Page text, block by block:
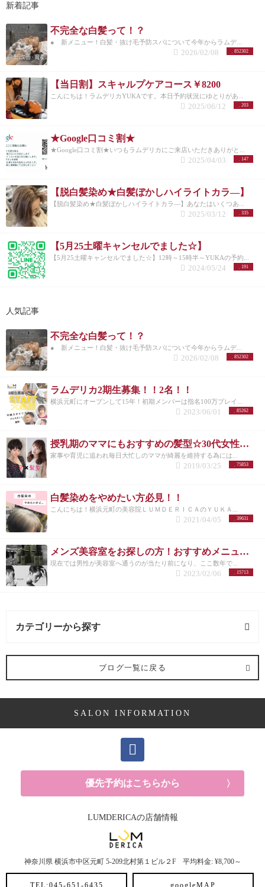
新着記事
不完全な白髪って！？
● 新メニュー！白髪・抜け毛予防スパについて今年からラムデ...
852302
2026/02/08
【当日割】スキャルプケアコース￥8200
こんにちは！ラムデリカYUKAです。本日予約状況にゆとりがあ...
203
2025/06/12
★Google口コミ割★
★Google口コミ割★いつもラムデリカにご来店いただきありがと...
147
2025/04/03
【脱白髪染め★白髪ぼかしハイライトカラ―】
【脱白髪染め★白髪ぼかしハイライトカラ―】あなたはいくつあ...
335
2025/03/12
【5月25土曜キャンセルでました☆】
【5月25土曜キャンセルでました☆】12時～15時半～YUKAの予約...
191
2024/05/24
人気記事
不完全な白髪って！？
● 新メニュー！白髪・抜け毛予防スパについて今年からラムデ...
852302
2026/02/08
ラムデリカ2期生募集！！2名！！
横浜元町にオープンして15年！初期メンバーは指名100万プレイ...
85262
2023/06/01
授乳期のママにもおすすめの髪型☆30代女性を若く見せるスタイル特集☆
家事や育児に追われ毎日大忙しのママが綺麗を維持する為には...
75853
2019/03/25
白髪染めをやめたい方必見！！
こんにちは！横浜元町の美容院ＬＵＭＤＥＲＩＣＡのＹＵＫＡ...
39631
2021/04/05
メンズ美容室をお探しの方！おすすめメニューまとめ
現在では男性が美容室へ通うのが当たり前になり、ここ数年で...
15713
2023/02/06
カテゴリーから探す
求人 (3記事)
ママ向け (10記事)
30代におすすめメニュー (6記事)
ブログ一覧に戻る
SALON INFORMATION
優先予約はこちらから
LUMDERICAの店舗情報
神奈川県 横浜市中区元町 5-209北村第１ビル２F 平均料金: ¥8,700～